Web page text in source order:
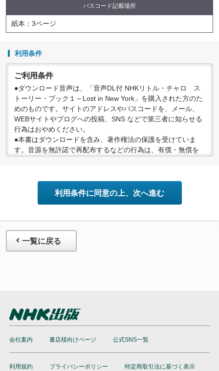
パスコード記載場所
紙本：3ページ
利用条件
ご利用条件
●ダウンロード音声は、「音声DL付 NHKリトル・チャロ ス
トーリー・ブック１～Lost in New York」を購入された方のた
めのものです。サイトのアドレスやパスコードを、メール、
WEBサイトやブログへの投稿、SNS などで第三者に知らせる
行為はおやめください。
●本書はダウンロードを含み、著作権法の保護を受けていま
す。音源を無許諾で再配布するなどの行為は、有償・無償を
●配信の方法やコンテンツの中身については、事前の告知なく
変更する場合がありますので、あらかじめご了承ください。
利用条件に同意の上、次へ進む
一覧に戻る
会社案内 書店様向けページ 公式SNS一覧
利用規約 プライバシーポリシー 特定商取引法に基づく表示